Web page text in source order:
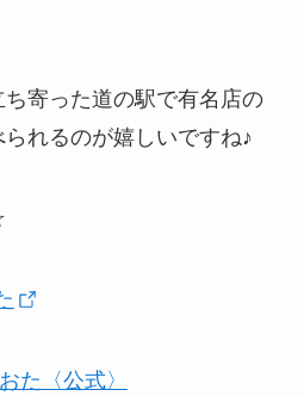
寄った道の駅で有名店の
れるのが嬉しいですね♪
た〈公式〉